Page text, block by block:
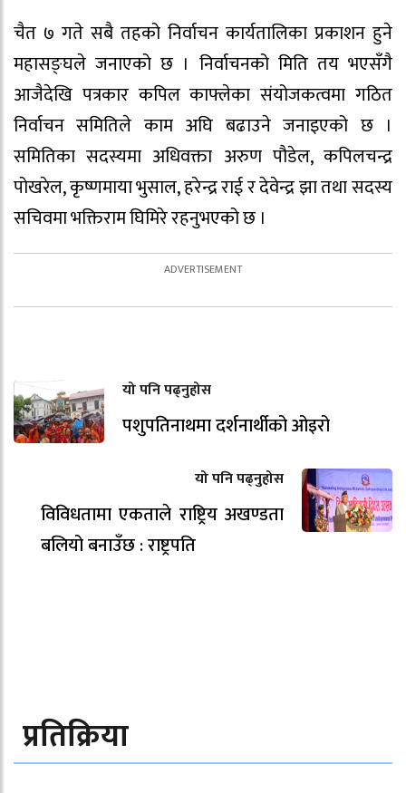
चैत ७ गते सबै तहको निर्वाचन कार्यतालिका प्रकाशन हुने
महासङ्घले जनाएको छ । निर्वाचनको मिति तय भएसँगै
आजैदेखि पत्रकार कपिल काफ्लेका संयोजकत्वमा गठित
निर्वाचन समितिले काम अघि बढाउने जनाइएको छ ।
समितिका सदस्यमा अधिवक्ता अरुण पौडेल, कपिलचन्द्र
पोखरेल, कृष्णमाया भुसाल, हरेन्द्र राई र देवेन्द्र झा तथा सदस्य
सचिवमा भक्तिराम घिमिरे रहनुभएको छ ।
यो पनि पढ्नुहोस
पशुपतिनाथमा दर्शनार्थीको ओइरो
यो पनि पढ्नुहोस
विविधतामा एकताले राष्ट्रिय अखण्डता
बलियो बनाउँछ : राष्ट्रपति
प्रतिक्रिया